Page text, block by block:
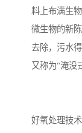
料上布满生
微生物的新
去除，污水
又称为“淹没
好氧处理技